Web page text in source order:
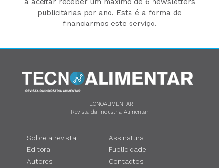
a aceitar receber um máximo de 6 newsletters
publicitárias por ano. Esta é a forma de
financiarmos este serviço.
TECNOALIMENTAR
Revista da Indústria Alimentar
Sobre a revista
Editora
Autores
Assinatura
Publicidade
Contactos